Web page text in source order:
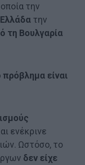
την
Ελλάδα την
τη Βουλγαρία
πρόβλημα είναι
ενέκρινε
Ωστόσο, το
δεν είχε